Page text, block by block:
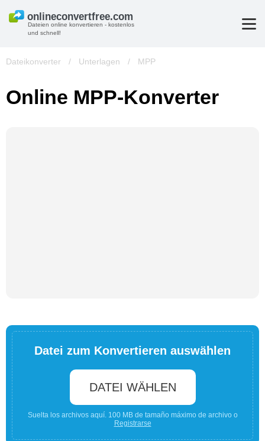
Dateien online konvertieren - kostenlos
und schnell!
Dateikonverter / Unterlagen / MPP
Online MPP-Konverter
Datei zum Konvertieren auswählen
DATEI WÄHLEN
Suelta los archivos aquí. 100 MB de tamaño máximo de archivo o
Registrarse